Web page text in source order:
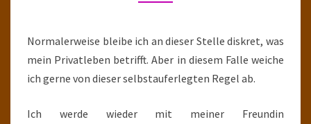
Normalerweise bleibe ich an dieser Stelle diskret, was
mein Privatleben betrifft. Aber in diesem Falle weiche
ich gerne von dieser selbstauferlegten Regel ab.
Ich werde wieder mit meiner Freundin